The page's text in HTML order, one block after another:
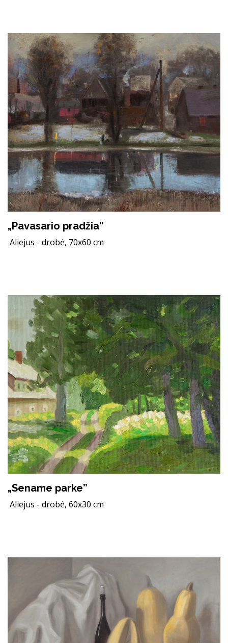
„Pavasario pradžia”
Aliejus - drobė, 70x60 cm
„Sename parke”
Aliejus - drobė, 60x30 cm